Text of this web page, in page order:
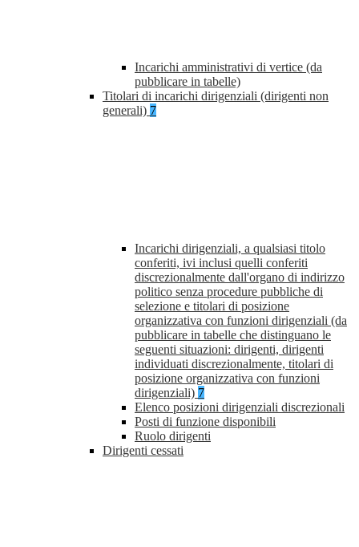
Incarichi amministrativi di vertice (da
pubblicare in tabelle)
Titolari di incarichi dirigenziali (dirigenti non
generali) 7
Incarichi dirigenziali, a qualsiasi titolo
conferiti, ivi inclusi quelli conferiti
discrezionalmente dall'organo di indirizzo
politico senza procedure pubbliche di
selezione e titolari di posizione
organizzativa con funzioni dirigenziali (da
pubblicare in tabelle che distinguano le
seguenti situazioni: dirigenti, dirigenti
individuati discrezionalmente, titolari di
posizione organizzativa con funzioni
dirigenziali) 7
Elenco posizioni dirigenziali discrezionali
Posti di funzione disponibili
Ruolo dirigenti
Dirigenti cessati